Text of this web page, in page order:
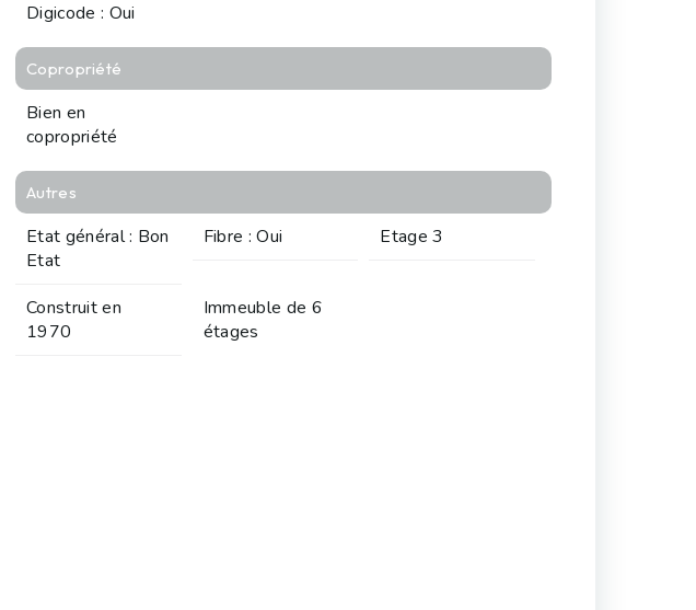
Digicode : Oui
Copropriété
Bien en
copropriété
Autres
Etat général : Bon
Etat
Fibre : Oui Etage 3
Construit en
1970
Immeuble de 6
étages